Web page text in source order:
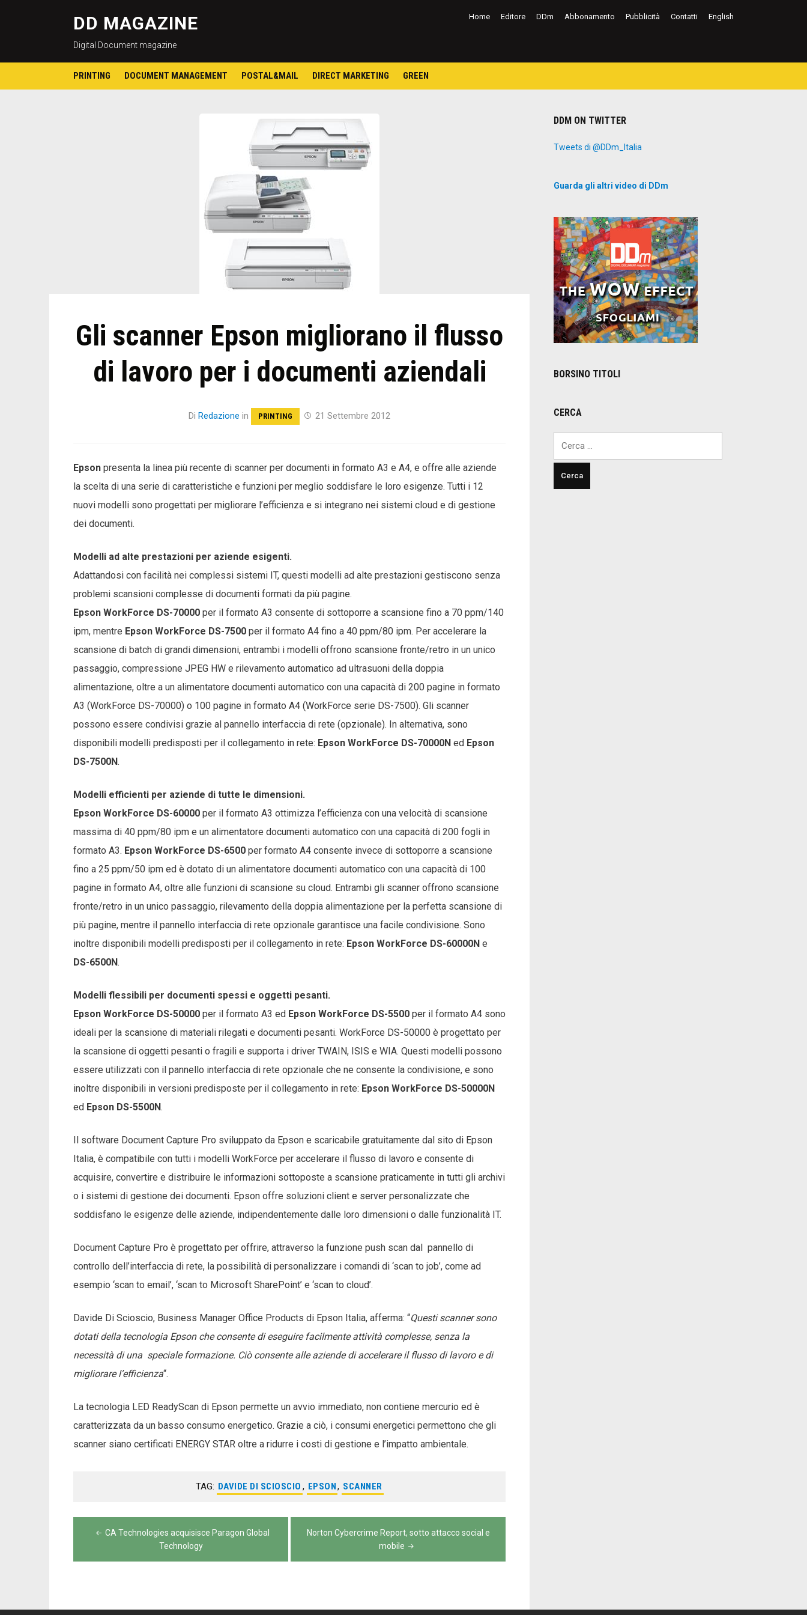
DD MAGAZINE
Digital Document magazine
Home Editore DDm Abbonamento Pubblicità Contatti English
PRINTING DOCUMENT MANAGEMENT POSTAL&MAIL DIRECT MARKETING GREEN
Gli scanner Epson migliorano il flusso
di lavoro per i documenti aziendali
Di Redazione in PRINTING 21 Settembre 2012
Epson presenta la linea più recente di scanner per documenti in formato A3 e A4, e offre alle aziende
la scelta di una serie di caratteristiche e funzioni per meglio soddisfare le loro esigenze. Tutti i 12
nuovi modelli sono progettati per migliorare l’efficienza e si integrano nei sistemi cloud e di gestione
dei documenti.
Modelli ad alte prestazioni per aziende esigenti.
Adattandosi con facilità nei complessi sistemi IT, questi modelli ad alte prestazioni gestiscono senza
problemi scansioni complesse di documenti formati da più pagine.
Epson WorkForce DS-70000 per il formato A3 consente di sottoporre a scansione fino a 70 ppm/140
ipm, mentre Epson WorkForce DS-7500 per il formato A4 fino a 40 ppm/80 ipm. Per accelerare la
scansione di batch di grandi dimensioni, entrambi i modelli offrono scansione fronte/retro in un unico
passaggio, compressione JPEG HW e rilevamento automatico ad ultrasuoni della doppia
alimentazione, oltre a un alimentatore documenti automatico con una capacità di 200 pagine in formato
A3 (WorkForce DS-70000) o 100 pagine in formato A4 (WorkForce serie DS-7500). Gli scanner
possono essere condivisi grazie al pannello interfaccia di rete (opzionale). In alternativa, sono
disponibili modelli predisposti per il collegamento in rete: Epson WorkForce DS-70000N ed Epson
DS-7500N.
Modelli efficienti per aziende di tutte le dimensioni.
Epson WorkForce DS-60000 per il formato A3 ottimizza l’efficienza con una velocità di scansione
massima di 40 ppm/80 ipm e un alimentatore documenti automatico con una capacità di 200 fogli in
formato A3. Epson WorkForce DS-6500 per formato A4 consente invece di sottoporre a scansione
fino a 25 ppm/50 ipm ed è dotato di un alimentatore documenti automatico con una capacità di 100
pagine in formato A4, oltre alle funzioni di scansione su cloud. Entrambi gli scanner offrono scansione
fronte/retro in un unico passaggio, rilevamento della doppia alimentazione per la perfetta scansione di
più pagine, mentre il pannello interfaccia di rete opzionale garantisce una facile condivisione. Sono
inoltre disponibili modelli predisposti per il collegamento in rete: Epson WorkForce DS-60000N e
DS-6500N.
Modelli flessibili per documenti spessi e oggetti pesanti.
Epson WorkForce DS-50000 per il formato A3 ed Epson WorkForce DS-5500 per il formato A4 sono
ideali per la scansione di materiali rilegati e documenti pesanti. WorkForce DS-50000 è progettato per
la scansione di oggetti pesanti o fragili e supporta i driver TWAIN, ISIS e WIA. Questi modelli possono
essere utilizzati con il pannello interfaccia di rete opzionale che ne consente la condivisione, e sono
inoltre disponibili in versioni predisposte per il collegamento in rete: Epson WorkForce DS-50000N
ed Epson DS-5500N.
Il software Document Capture Pro sviluppato da Epson e scaricabile gratuitamente dal sito di Epson
Italia, è compatibile con tutti i modelli WorkForce per accelerare il flusso di lavoro e consente di
acquisire, convertire e distribuire le informazioni sottoposte a scansione praticamente in tutti gli archivi
o i sistemi di gestione dei documenti. Epson offre soluzioni client e server personalizzate che
soddisfano le esigenze delle aziende, indipendentemente dalle loro dimensioni o dalle funzionalità IT.
Document Capture Pro è progettato per offrire, attraverso la funzione push scan dal pannello di
controllo dell’interfaccia di rete, la possibilità di personalizzare i comandi di ‘scan to job’, come ad
esempio ‘scan to email’, ‘scan to Microsoft SharePoint’ e ‘scan to cloud’.
Davide Di Scioscio, Business Manager Office Products di Epson Italia, afferma: “Questi scanner sono
dotati della tecnologia Epson che consente di eseguire facilmente attività complesse, senza la
necessità di una speciale formazione. Ciò consente alle aziende di accelerare il flusso di lavoro e di
migliorare l’efficienza“.
La tecnologia LED ReadyScan di Epson permette un avvio immediato, non contiene mercurio ed è
caratterizzata da un basso consumo energetico. Grazie a ciò, i consumi energetici permettono che gli
scanner siano certificati ENERGY STAR oltre a ridurre i costi di gestione e l’impatto ambientale.
TAG: DAVIDE DI SCIOSCIO , EPSON, SCANNER
Navigazione
CA Technologies acquisisce Paragon Global
Technology
Norton Cybercrime Report, sotto attacco social e
mobile
DDM ON TWITTER
Tweets di @DDm_Italia
Guarda gli altri video di DDm
BORSINO TITOLI
CERCA